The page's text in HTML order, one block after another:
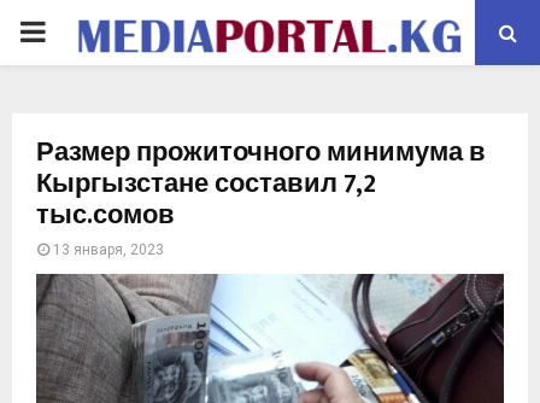
PRIMARY
Размер прожиточного минимума в
Кыргызстане составил 7,2
тыс.сомов
13 января, 2023